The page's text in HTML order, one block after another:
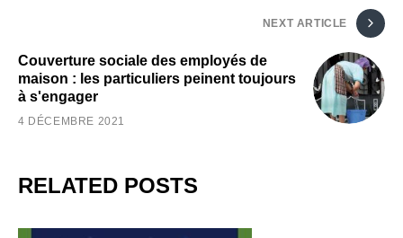
NEXT ARTICLE
Couverture sociale des employés de
maison : les particuliers peinent toujours
à s'engager
4 DÉCEMBRE 2021
RELATED POSTS